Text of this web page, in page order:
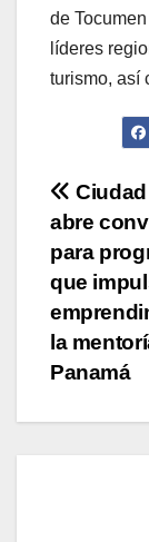
de
líderes
turismo, así
de
abre
para
que
la
Panamá